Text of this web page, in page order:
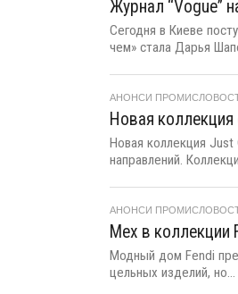
Журнал “Vogue”
Сегодня в Киеве
чем» стала Дарья
АНОНСИ
Новая
Новая коллекция
направлений.
АНОНСИ
Мех в
Модный дом Fendi
цельных изделий, но...